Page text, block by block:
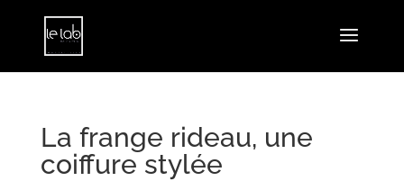
La frange rideau, une
coiffure stylée